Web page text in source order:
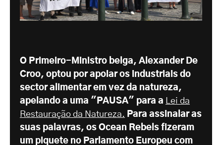
O Primeiro-Ministro belga, Alexander De
Croo, optou por apoiar os industriais do
sector alimentar em vez da natureza,
apelando a uma "PAUSA" para a Lei da
Restauração da Natureza. Para assinalar as
suas palavras, os Ocean Rebels fizeram
um piquete no Parlamento Europeu com